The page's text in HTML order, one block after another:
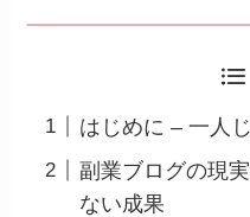
はじめに – 一人
副業ブログの現
ない成果